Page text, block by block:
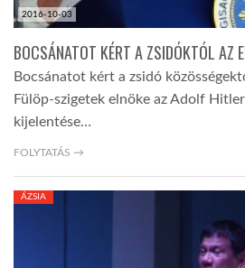
A NAP SZÉPE
LINKTR.EE
DOBRAVERO.HU
2016-10-03
BOCSÁNATOT KÉRT A ZSIDÓKTÓL AZ
Bocsánatot kért a zsidó
Fülöp-szigetek elnöke az Adolf
kijelentése…
FOLYTATÁS →
ÁZSIA